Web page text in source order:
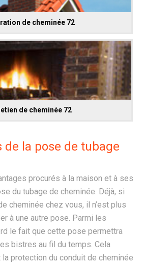
de cheminée 72
de cheminée 72
de la pose de tubage
procurés à la maison et à ses
du tubage de cheminée. Déjà, si
cheminée chez vous, il n’est plus
à une autre pose. Parmi les
le fait que cette pose permettra
bistres au fil du temps. Cela
protection du conduit de cheminée